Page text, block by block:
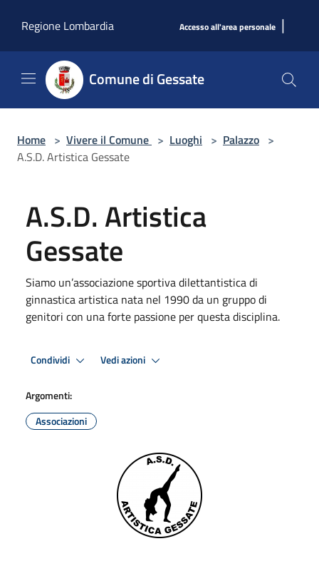
Regione Lombardia
Accesso all'area personale |
Comune di Gessate
Home > Vivere il Comune > Luoghi > Palazzo >
A.S.D. Artistica Gessate
A.S.D. Artistica
Gessate
Siamo un’associazione sportiva dilettantistica di
ginnastica artistica nata nel 1990 da un gruppo di
genitori con una forte passione per questa disciplina.
Condividi Vedi azioni
Argomenti:
Associazioni